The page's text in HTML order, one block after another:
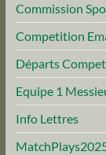
Commission
Competition
Départs
Equipe 1
Info Lettres